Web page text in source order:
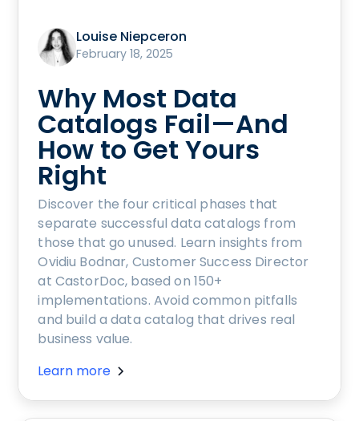
Louise Niepceron
February 18, 2025
Why Most Data
Catalogs Fail—And
How to Get Yours
Right
Discover the four critical phases that
separate successful data catalogs from
those that go unused. Learn insights from
Ovidiu Bodnar, Customer Success Director
at CastorDoc, based on 150+
implementations. Avoid common pitfalls
and build a data catalog that drives real
business value.
Learn more